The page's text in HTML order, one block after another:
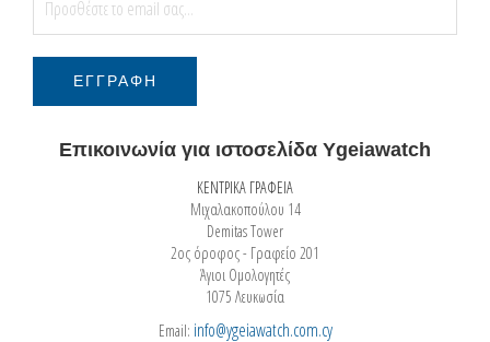
Επικοινωνία για ιστοσελίδα Ygeiawatch
ΚΕΝΤΡΙΚΑ ΓΡΑΦΕΙΑ
Μιχαλακοπούλου 14
Demitas Tower
2ος όροφος - Γραφείο 201
Άγιοι Ομολογητές
1075 Λευκωσία
Email: info@ygeiawatch.com.cy